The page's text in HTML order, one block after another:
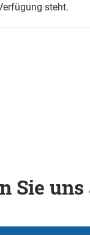
steht.
Sie uns